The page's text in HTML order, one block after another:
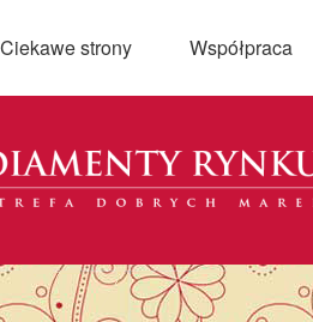
Ciekawe strony Współpraca